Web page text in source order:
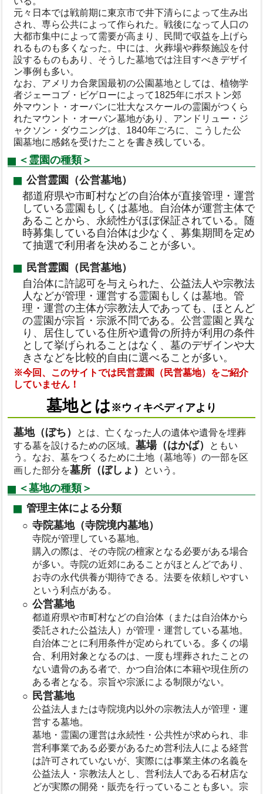
元々日本では戦前期に東京市で井下清らによって生み出
され、専ら公共によって作られた。戦後になって人口の
大都市集中によって需要が高まり、民間で収益を上げら
れるものも多くなった。中には、火葬場や葬祭施設を付
設するものもあり、そうした墓地では注目すべきデザイ
ン事例も多い。
なお、アメリカ合衆国最初の公園墓地としては、植物学
者ジェーコブ・ビゲローによって1825年にボストン郊
外マウント・オーバンに壮大なスケールの霊園がつくら
れたマウント・オーバン墓地があり、アンドリュー・ジ
ャクソン・ダウニングは、1840年ごろに、こうした公
園墓地に感銘を受けたことを書き残している。
＜霊園の種類＞
公営霊園（公営墓地）
都道府県や市町村などの自治体が直接管理・運営
している霊園もしくは墓地。自治体が運営主体で
あることから、永続性がほぼ保証されている。随
時募集している自治体は少なく、募集期間を定め
て抽選で利用者を決めることが多い。
民営霊園（民営墓地）
自治体に許認可を与えられた、公益法人や宗教法
人などが管理・運営する霊園もしくは墓地。管
理・運営の主体が宗教法人であっても、ほとんど
の霊園が宗旨・宗派不問である。公営霊園と異な
り、居住している住所や遺骨の所持が利用の条件
として挙げられることはなく、墓のデザインや大
きさなどを比較的自由に選べることが多い。
※今回、このサイトでは民営霊園（民営墓地）をご紹介
していません！
墓地とは※ウィキペディアより
墓地（ぼち）
とは、亡くなった人の遺体や遺骨を埋葬
する墓を設けるための区域。墓場（はかば）
ともい
う。なお、墓をつくるために土地（墓地等）の一部を区
画した部分を墓所（ぼしょ） という。
＜墓地の種類＞
管理主体による分類
寺院墓地（寺院境内墓地）
寺院が管理している墓地。
購入の際は、その寺院の檀家となる必要がある場合
が多い。寺院の近郊にあることがほとんどであり、
お寺の永代供養が期待できる。法要を依頼しやすい
という利点がある。
公営墓地
都道府県や市町村などの自治体（または自治体から
委託された公益法人）が管理・運営している墓地。
自治体ごとに利用条件が定められている。多くの場
合、利用対象となるのは、一度も埋葬されたことの
ない遺骨のある者で、かつ自治体に本籍や現住所の
ある者となる。宗旨や宗派による制限がない。
民営墓地
公益法人または寺院境内以外の宗教法人が管理・運
営する墓地。
墓地・霊園の運営は永続性・公共性が求められ、非
営利事業である必要があるため営利法人による経営
は許可されていないが、実際には事業主体の名義を
公益法人・宗教法人とし、営利法人である石材店な
どが実際の開発・販売を行っていることも多い。宗